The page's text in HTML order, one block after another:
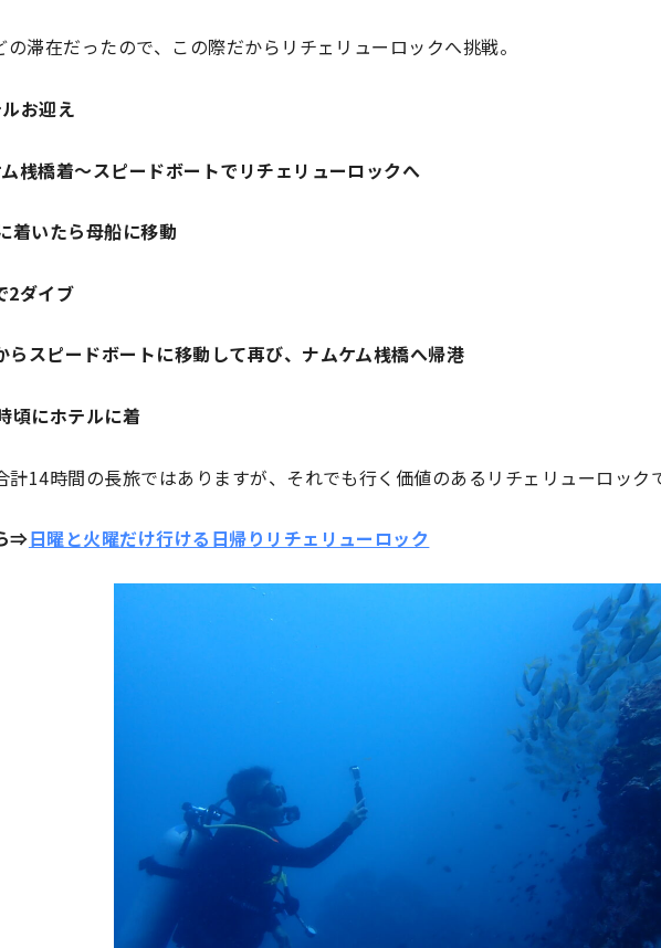
滞在だったので、この際だからリチェリューロックへ挑戦。
お迎え
桟橋着～スピードボートでリチェリューロックへ
着いたら母船に移動
2ダイブ
スピードボートに移動して再び、ナムケム桟橋へ帰港
頃にホテルに着
計14時間の長旅ではありますが、それでも行く価値のあるリチェリューロック
⇒日曜と火曜だけ行ける日帰りリチェリューロック